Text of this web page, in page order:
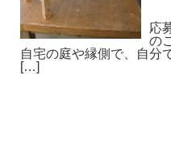
応
の
自宅の庭や縁側で、自分
[…]